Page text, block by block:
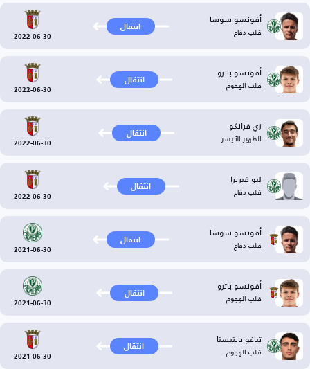
أفونسو سوسا
قلب دفاع انتقال
2022-06-30
أفونسو باترو
قلب الهجوم انتقال
2022-06-30
زي فرانكو
الظهير الأيسر انتقال
2022-06-30
ليو فيريرا
قلب دفاع انتقال
2022-06-30
أفونسو سوسا
قلب دفاع انتقال
2021-06-30
أفونسو باترو
قلب الهجوم انتقال
2021-06-30
تياغو بابتيستا
قلب الهجوم انتقال
2021-06-30